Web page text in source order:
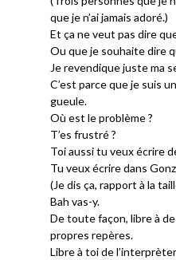
que je n’ai jamais adoré.)
Et ça ne veut pas dire
Ou que je souhaite dire
Je revendique juste ma
C’est parce que je suis
gueule.
Où est le problème ?
T’es frustré ?
Toi aussi tu veux écrire
Tu veux écrire dans
(Je dis ça, rapport à la
Bah vas-y.
De toute façon, libre à
propres repères.
Libre à toi de